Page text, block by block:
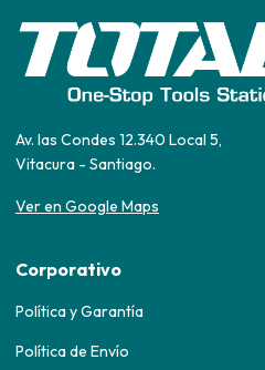
Av. las Condes 12.340 Local 5,
Vitacura - Santiago.
Ver en Google Maps
Corporativo
Política y Garantía
Política de Envío